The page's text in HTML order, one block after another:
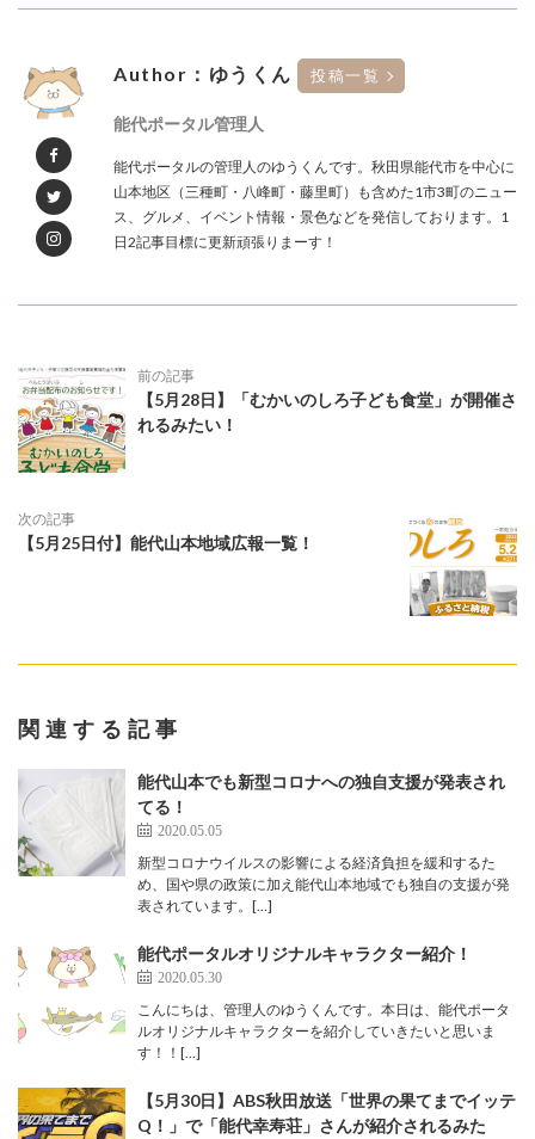
Author：ゆうくん 投稿一覧
能代ポータル管理人
能代ポータルの管理人のゆうくんです。秋田県能代市を中心に
山本地区（三種町・八峰町・藤里町）も含めた1市3町のニュー
ス、グルメ、イベント情報・景色などを発信しております。1
日2記事目標に更新頑張りまーす！
前の記事
【5月28日】「むかいのしろ子ども食堂」が開催さ
れるみたい！
次の記事
【5月25日付】能代山本地域広報一覧！
関連する記事
能代山本でも新型コロナへの独自支援が発表され
てる！
2020.05.05
新型コロナウイルスの影響による経済負担を緩和するた
め、国や県の政策に加え能代山本地域でも独自の支援が発
表されています。[…]
能代ポータルオリジナルキャラクター紹介！
2020.05.30
こんにちは、管理人のゆうくんです。本日は、能代ポータ
ルオリジナルキャラクターを紹介していきたいと思いま
す！！[…]
【5月30日】ABS秋田放送「世界の果てまでイッテ
Q！」で「能代幸寿荘」さんが紹介されるみた